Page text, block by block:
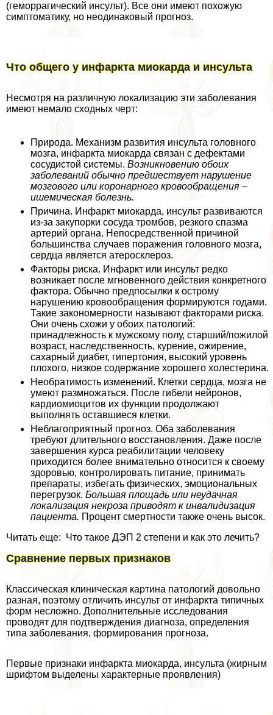
(геморрагический инсульт). Все они имеют похожую
симптоматику, но неодинаковый прогноз.
Что общего у инфаркта миокарда и инсульта
Несмотря на различную локализацию эти заболевания
имеют немало сходных черт:
Природа. Механизм развития инсульта головного
мозга, инфаркта миокарда связан с дефектами
сосудистой системы. Возникновению обоих
заболеваний обычно предшествует нарушение
мозгового или коронарного кровообращения –
ишемическая болезнь.
Причина. Инфаркт миокарда, инсульт развиваются
из-за закупорки сосуда тромбов, резкого спазма
артерий органа. Непосредственной причиной
большинства случаев поражения головного мозга,
сердца является атеросклероз.
Факторы риска. Инфаркт или инсульт редко
возникает после мгновенного действия конкретного
фактора. Обычно предпосылки к острому
нарушению кровообращения формируются годами.
Такие закономерности называют факторами риска.
Они очень схожи у обоих патологий:
принадлежность к мужскому полу, старший/пожилой
возраст, наследственность, курение, ожирение,
сахарный диабет, гипертония, высокий уровень
плохого, низкое содержание хорошего холестерина.
Необратимость изменений. Клетки сердца, мозга не
умеют размножаться. После гибели нейронов,
кардиомиоцитов их функции продолжают
выполнять оставшиеся клетки.
Нeблагоприятный прогноз. Оба заболевания
требуют длительного восстановления. Даже после
завершения курса реабилитации человеку
приходится более внимательно относится к своему
здоровью, контролировать питание, принимать
препараты, избегать физических, эмоциональных
перегрузок. Большая площадь или неудачная
локализация некроза приводят к инвалидизация
пациента. Процент cмepтности также очень высок.
Читать еще: Что такое ДЭП 2 степени и как это лечить?
Сравнение первых признаков
Классическая клиническая картина патологий довольно
разная, поэтому отличить инсульт от инфаркта типичных
форм несложно. Дополнительные исследования
проводят для подтверждения диагноза, определения
типа заболевания, формирования прогноза.
Первые признаки инфаркта миокарда, инсульта (жирным
шрифтом выделены хаpaктерные проявления)